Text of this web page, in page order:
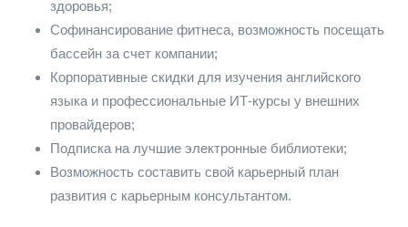
здоровья;
Софинансирование фитнеса, возможность посещать
бассейн за счет компании;
Корпоративные скидки для изучения английского
языка и профессиональные ИТ-курсы у внешних
провайдеров;
Подписка на лучшие электронные библиотеки;
Возможность составить свой карьерный план
развития с карьерным консультантом.